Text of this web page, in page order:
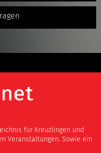
für Kreuzlingen und
Veranstaltungen. Sowie ein